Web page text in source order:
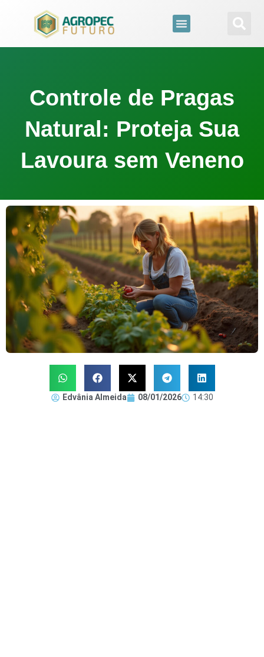
conteúdo
Controle de Pragas
Natural: Proteja Sua
Lavoura sem Veneno
Edvânia Almeida 08/01/2026 14:30